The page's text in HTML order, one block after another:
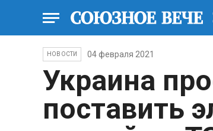
НОВОСТИ 04 февраля 2021
Украина
поставить